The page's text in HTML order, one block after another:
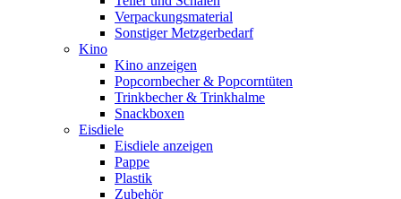
Verpackungsmaterial
Sonstiger Metzgerbedarf
Kino
Kino anzeigen
Popcornbecher & Popcorntüten
Trinkbecher & Trinkhalme
Snackboxen
Eisdiele
Eisdiele anzeigen
Pappe
Plastik
Zubehör